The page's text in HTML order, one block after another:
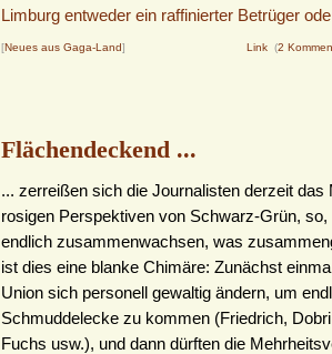
Limburg entweder ein raffinierter Betrüger
[Neues aus Gaga-Land] Link (2
Flächendeckend ...
... zerreißen sich die Journalisten derzeit das
rosigen Perspektiven von Schwarz-Grün,
endlich zusammenwachsen, was
ist dies eine blanke Chimäre: Zunächst
Union sich personell gewaltig ändern, um
Schmuddelecke zu kommen (Friedrich,
Fuchs usw.), und dann dürften die